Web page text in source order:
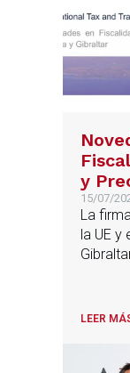
y
15/07/
La
la UE y
LEER